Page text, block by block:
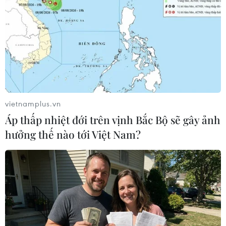
Chủ tịch ICHAM Việt Nam Michele D’Arcole đánh giá sự
ổn định chính trị là lợi thế lớn nhất của Việt Nam, giúp
các nhà đầu tư yên tâm khi thực hiện các dự án đầu tư
trên lãnh thổ hình chữ S.
vietnamplus.vn
Áp thấp nhiệt đới trên vịnh Bắc Bộ sẽ gây ảnh
hưởng thế nào tới Việt Nam?